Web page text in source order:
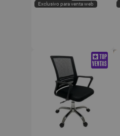
Exclusivo para venta web